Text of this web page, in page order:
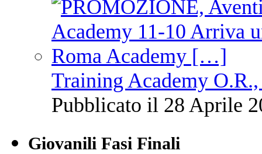
Training Academy
Pubblicato il 28 Aprile
Giovanili Fasi Finali